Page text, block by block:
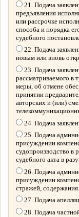
21. Подача
предъявления
или рассрочке
способа и порядка
судебного
22. Подача
новым или вновь
23. Подача
рассматриваемого в
меры, об отмене
принятии
авторских и (или)
24. Подача
25. Подача
присуждении
судопроизводство в
судебного акта в
26. Подача
присуждении
стражей,
27. Подача
28. Подача